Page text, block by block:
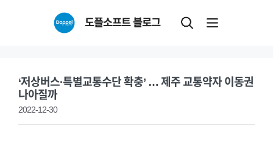
도플소프트 블로그
‘저상버스·특별교통수단 확충’ … 제주 교통약자 이동권
나아질까
2022-12-30